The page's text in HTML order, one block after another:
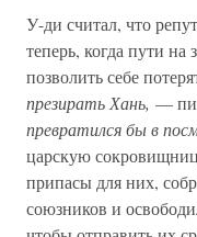
У-ди считал, что
теперь, когда пути
позволить себе
презирать Хань, —
превратился бы в
царскую
припасы для них,
союзников и